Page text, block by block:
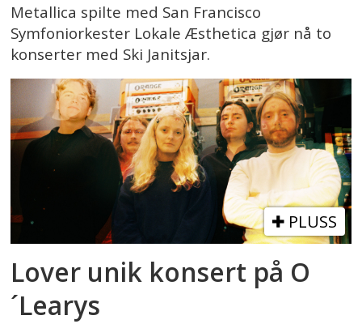
Metallica spilte med San Francisco
Symfoniorkester Lokale Æsthetica gjør nå to
konserter med Ski Janitsjar.
PLUSS
Lover unik konsert på O
´Learys